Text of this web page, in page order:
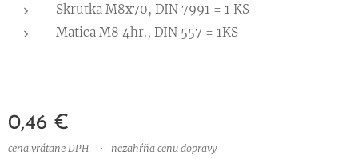
Skrutka M8x70, DIN 7991 = 1 KS
Matica M8 4hr., DIN 557 = 1KS
0,46 €
cena vrátane DPH
nezahŕňa cenu dopravy